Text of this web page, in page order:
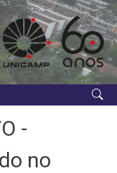
-
no